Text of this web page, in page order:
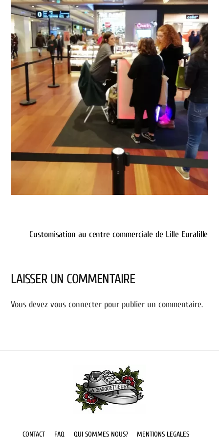
Customisation au centre commerciale de Lille Euralille
LAISSER UN COMMENTAIRE
Vous devezvous connecter pour publier un commentaire.
Back
To
Top
CONTACT FAQ QUI SOMMES NOUS? MENTIONS LEGALES